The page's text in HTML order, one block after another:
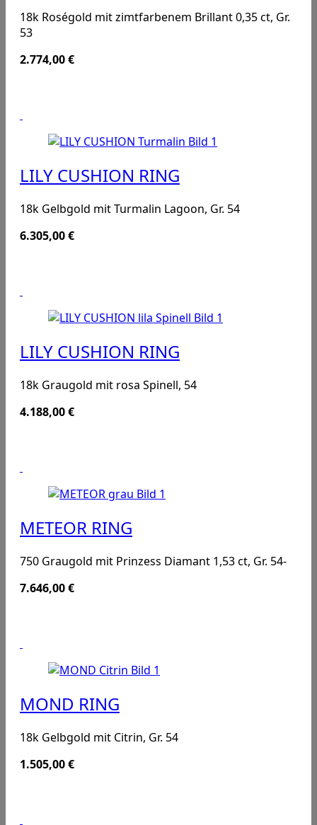
18k Roségold mit zimtfarbenem Brillant 0,35 ct, Gr.
53
2.774,00€
LILY CUSHION RING
18k Gelbgold mit Turmalin Lagoon, Gr. 54
6.305,00€
LILY CUSHION RING
18k Graugold mit rosa Spinell, 54
4.188,00€
METEOR RING
750 Graugold mit Prinzess Diamant 1,53 ct, Gr. 54-
7.646,00€
MOND RING
18k Gelbgold mit Citrin, Gr. 54
1.505,00€